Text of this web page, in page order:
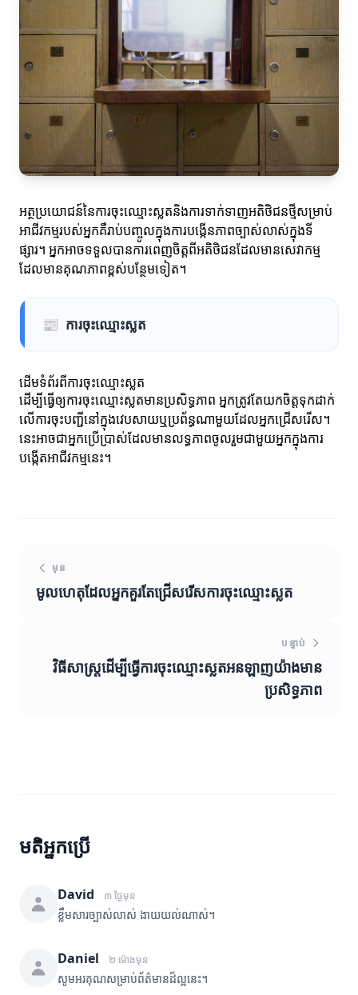
អត្ថប្រយោជន៍នៃការចុះឈ្មោះស្លតនិងការទាក់ទាញអតិថិជនថ្មីសម្រាប់
អាជីវកម្មរបស់អ្នកគឺរាប់បញ្ចូលក្នុងការបង្កើនភាពច្បាស់លាស់ក្នុងទី
ផ្សារ។ អ្នកអាចទទួលបានការពេញចិត្តពីអតិថិជនដែលមានសេវាកម្ម
ដែលមានគុណភាពខ្ពស់បន្ថែមទៀត។
📰 ការចុះឈ្មោះស្លត
ដើមទំព័រពីការចុះឈ្មោះស្លត
ដើម្បីធ្វើឲ្យការចុះឈ្មោះស្លតមានប្រសិទ្ធភាព អ្នកត្រូវតែយកចិត្តទុកដាក់
លើការចុះបញ្ជីនៅក្នុងវេបសាយឬប្រព័ន្ធណាមួយដែលអ្នកជ្រើសរើស។
នេះអាចជាអ្នកប្រើប្រាស់ដែលមានលទ្ធភាពចូលរួមជាមួយអ្នកក្នុងការ
បង្កើតអាជីវកម្មនេះ។
មុន
មូលហេតុដែលអ្នកគួរតែជ្រើសរើសការចុះឈ្មោះស្លត
បន្ទាប់
វិធីសាស្ត្រដើម្បីធ្វើការចុះឈ្មោះស្លតអនឡាញយ៉ាងមាន
ប្រសិទ្ធភាព
មតិអ្នកប្រើ
David ៣ ថ្ងៃមុន
ខ្លឹមសារច្បាស់លាស់ ងាយយល់ណាស់។
Daniel ២ ម៉ោងមុន
សូមអរគុណសម្រាប់ព័ត៌មានដ៏ល្អនេះ។